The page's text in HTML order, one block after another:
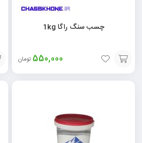
چسب سنگ راگا 1kg
550,000 تومان
افزودن